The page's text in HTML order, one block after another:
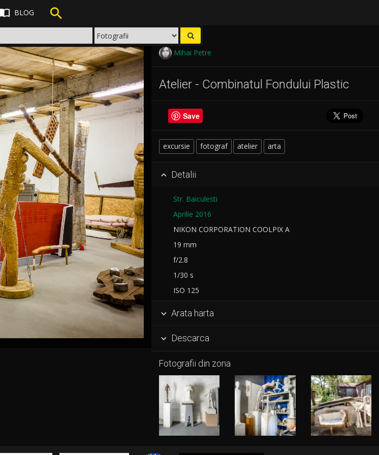
BLOG 
Mihai Petre
Atelier - Combinatul Fondului Plastic
Save
excursie fotograf atelier arta
 Detalii
Str. Baiculesti
Aprilie 2016
NIKON CORPORATION COOLPIX A
19 mm
f/2.8
1/30 s
ISO 125
 Arata harta
 Descarca
Fotografii din zona